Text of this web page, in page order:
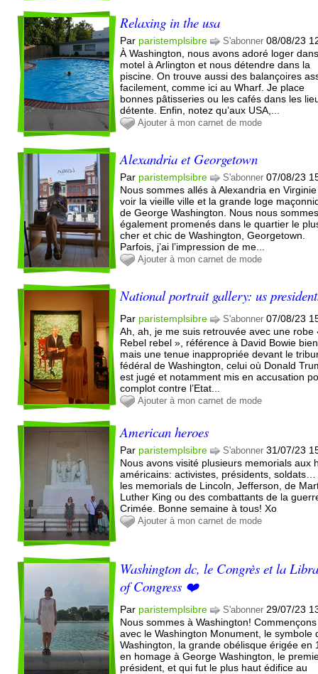
Relaxing in the usa
Par paristemplsibre S'abonner 08/08/23
À Washington, nous avons adoré loger
motel à Arlington et nous détendre dans la
piscine. On trouve aussi des balançoires
facilement, comme ici au Wharf. Je place
bonnes pâtisseries ou les cafés dans les
détente. Enfin, notez qu’aux USA,...
Ajouter à mon carnet de mode
Alexandria et Georgetown
Par paristemplsibre S'abonner 07/08/23
Nous sommes allés à Alexandria en
voir la vieille ville et la grande loge
de George Washington. Nous nous
également promenés dans le quartier le
cher et chic de Washington, Georgetown.
Parfois, j’ai l’impression de me...
Ajouter à mon carnet de mode
National portrait gallery: us
Par paristemplsibre S'abonner 07/08/23
Ah, ah, je me suis retrouvée avec une robe
Rebel rebel », référence à David Bowie
mais une tenue inappropriée devant le
fédéral de Washington, celui où Donald
est jugé et notamment mis en accusation
complot contre l’Etat...
Ajouter à mon carnet de mode
American heroes
Par paristemplsibre S'abonner 31/07/23
Nous avons visité plusieurs memorials aux
américains: activistes, présidents, soldats…
les memorials de Lincoln, Jefferson, de
Luther King ou des combattants de la
Crimée. Bonne semaine à tous! Xo
Ajouter à mon carnet de mode
Washington dc, le Congrès et la
of Congress ❤️
Par paristemplsibre S'abonner 29/07/23
Nous sommes à Washington! Commençons
avec le Washington Monument, le symbole
Washington, la grande obélisque érigée en
en homage à George Washington, le
président, et qui fut le plus haut édifice au